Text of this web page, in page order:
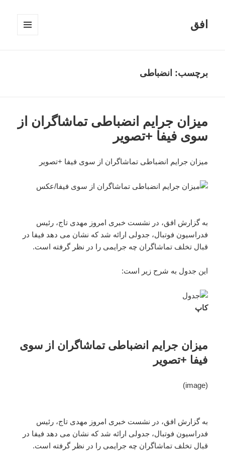
افق
برچسب: انضباطی
میزان جرایم انضباطی تماشاگران از
سوی فیفا +تصویر
میزان جرایم انضباطی تماشاگران از سوی فیفا +تصویر
به گزارش افق، در نشست خبری امروز مهدی تاج، رئیس
فدراسیون فوتبال، جدولی ارائه شد که نشان می دهد فیفا در
قبال تخلف تماشاگران چه جرایمی را در نظر گرفته است.
این جدول به شرح زیر است:
کاپ
میزان جرایم انضباطی تماشاگران از سوی
فیفا +تصویر
(image)
به گزارش افق، در نشست خبری امروز مهدی تاج، رئیس
فدراسیون فوتبال، جدولی ارائه شد که نشان می دهد فیفا در
قبال تخلف تماشاگران چه جرایمی را در نظر گرفته است.